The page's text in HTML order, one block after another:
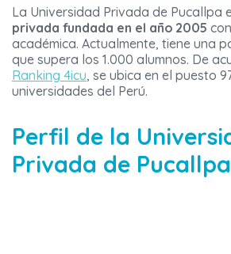
La Universidad Privada de Pucallpa
privada fundada en el año 2005
académica. Actualmente, tiene una
que supera los 1.000 alumnos. De
Ranking 4icu, se ubica en el puesto
universidades del Perú.
Perfil de la
Privada de Pucallpa